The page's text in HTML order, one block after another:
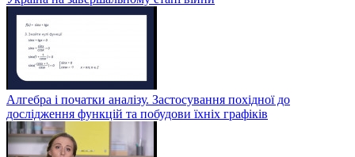
Алгебра і початки аналізу. Застосування похідної до
дослідження функцій та побудови їхніх графіків